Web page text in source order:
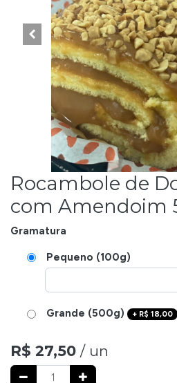
Rocambole de
com Amendoim
Gramatura
Pequeno (100g)
Grande (500g) + R$ 18,00
R$ 27,50 / un